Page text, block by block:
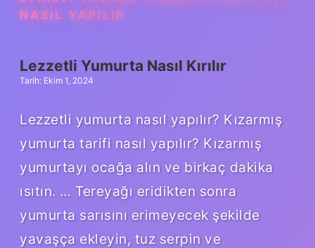
NASIL YAPILIR
Lezzetli Yumurta Nasıl Kırılır
Tarih: Ekim 1, 2024
Lezzetli yumurta nasıl yapılır? Kızarmış
yumurta tarifi nasıl yapılır? Kızarmış
yumurtayı ocağa alın ve birkaç dakika
ısıtın. … Tereyağı eridikten sonra
yumurta sarısını erimeyecek şekilde
yavaşça ekleyin, tuz serpin ve